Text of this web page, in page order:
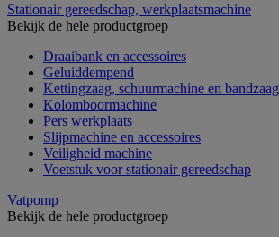
Stationair gereedschap, werkplaatsmachine
Bekijk de hele productgroep
Draaibank en accessoires
Geluiddempend
Kettingzaag, schuurmachine en bandzaag
Kolomboormachine
Pers werkplaats
Slijpmachine en accessoires
Veiligheid machine
Voetstuk voor stationair gereedschap
Vatpomp
Bekijk de hele productgroep